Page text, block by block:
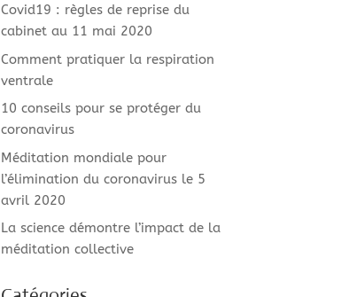
Covid19 : règles de reprise du
cabinet au 11 mai 2020
Comment pratiquer la respiration
ventrale
10 conseils pour se protéger du
coronavirus
Méditation mondiale pour
l’élimination du coronavirus le 5
avril 2020
La science démontre l’impact de la
méditation collective